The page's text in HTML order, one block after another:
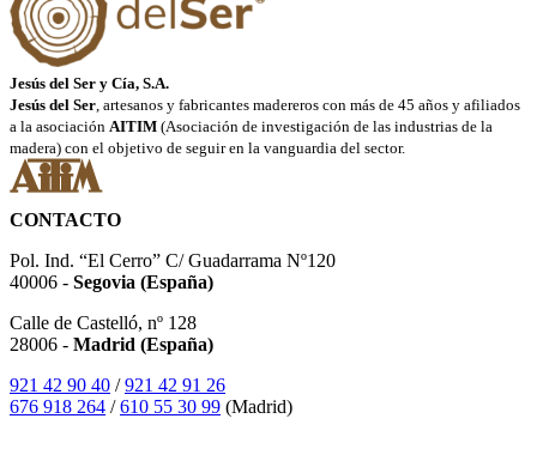
Jesús del Ser y Cía, S.A.
Jesús del Ser, artesanos y fabricantes madereros con más de 45 años y afiliados
a la asociación AITIM (Asociación de investigación de las industrias de la
madera) con el objetivo de seguir en la vanguardia del sector.
CONTACTO
Pol. Ind. “El Cerro” C/ Guadarrama Nº120
40006 - Segovia (España)
Calle de Castelló, nº 128
28006 - Madrid (España)
921 42 90 40 /921 42 91 26
676 918 264 /610 55 30 99 (Madrid)